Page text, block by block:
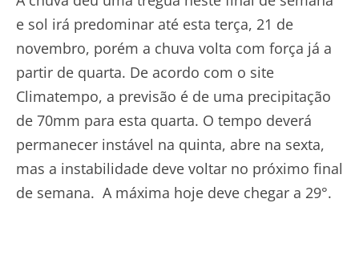
e sol irá predominar até esta terça, 21 de
novembro, porém a chuva volta com força já a
partir de quarta. De acordo com o site
Climatempo, a previsão é de uma precipitação
de 70mm para esta quarta. O tempo deverá
permanecer instável na quinta, abre na sexta,
mas a instabilidade deve voltar no próximo final
de semana. A máxima hoje deve chegar a 29°.